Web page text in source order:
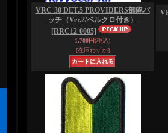
VRC-30 DET.5 PROVIDERS部隊パ
ッチ（Ver.2/ベルクロ付き）
[RRC12-0005]
1,700円(税込)
[在庫わずか]